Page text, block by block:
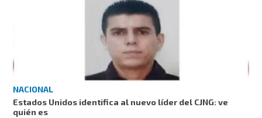
NACIONAL
Estados Unidos identifica al nuevo líder del CJNG: ve
quién es